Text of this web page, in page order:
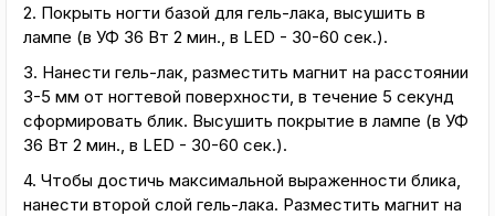
2. Покрыть ногти базой для гель-лака, высушить в
лампе (в УФ 36 Вт 2 мин., в LED - 30-60 сек.).
3. Нанести гель-лак, разместить магнит на расстоянии
3-5 мм от ногтевой поверхности, в течение 5 секунд
сформировать блик. Высушить покрытие в лампе (в УФ
36 Вт 2 мин., в LED - 30-60 сек.).
4. Чтобы достичь максимальной выраженности блика,
нанести второй слой гель-лака. Разместить магнит на